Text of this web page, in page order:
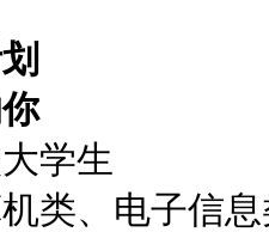
学生
类、电子信